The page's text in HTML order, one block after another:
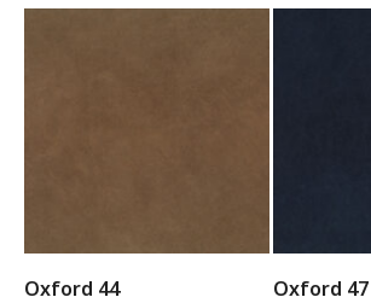
Oxford 44 Oxford 47